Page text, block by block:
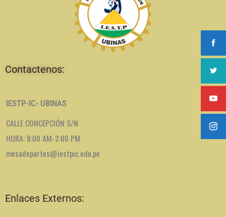
Contactenos:
IESTP-IC- UBINAS
CALLE CONCEPCIÓN S/N
HORA: 8:00 AM-2:00 PM
mesadepartes@iestpic.edu.pe
Enlaces Externos: